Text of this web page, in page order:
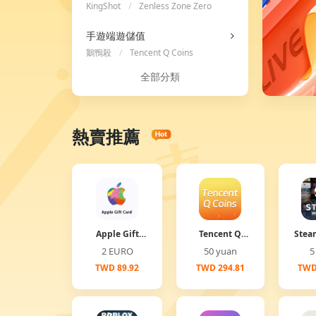
KingShot /
Zenless Zone Zero
手遊端遊儲值
鵝鴨殺 / Tencent Q Coins
全部分類
熱賣推薦
Apple Gift
Card
2 EURO
TWD 89.92
Tencent Q
Coins
50 yuan
TWD 294.81